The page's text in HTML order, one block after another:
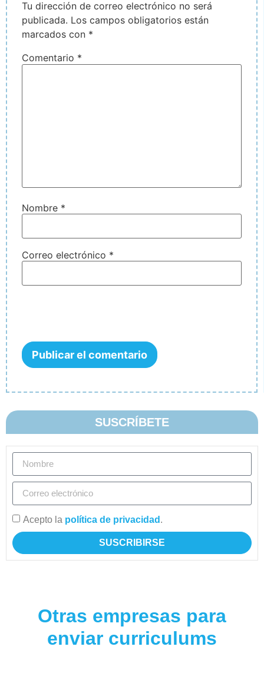
Tu dirección de correo electrónico no será
publicada. Los campos obligatorios están
marcados con *
Comentario *
Nombre *
Correo electrónico *
SUSCRÍBETE
Acepto la política de privacidad
SUSCRIBIRSE
Otras empresas para
enviar curriculums